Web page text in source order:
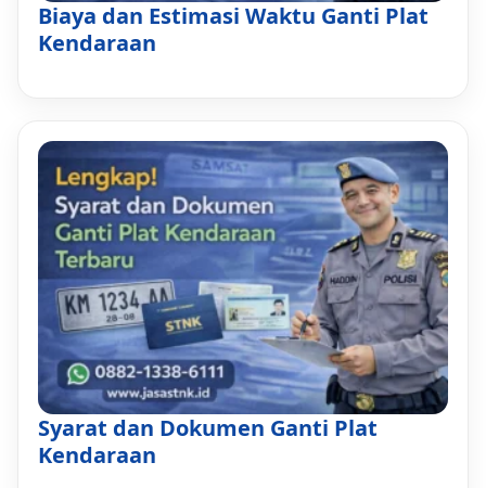
Biaya dan Estimasi Waktu Ganti Plat
Kendaraan
Syarat dan Dokumen Ganti Plat
Kendaraan